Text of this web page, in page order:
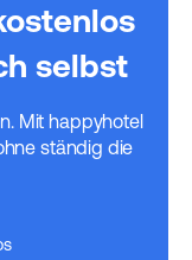
selbst
Mit happyhotel
ständig die